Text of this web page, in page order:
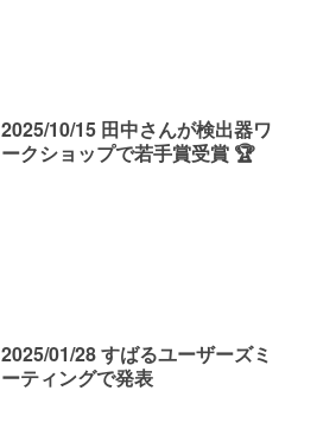
2025/10/15 田中さんが検出器ワ
ークショップで若手賞受賞 🏆
2025/01/28 すばるユーザーズミ
ーティングで発表